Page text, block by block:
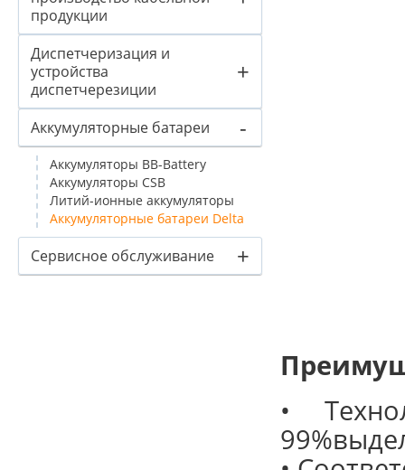
продукции
Диспетчеризация и
устройства
диспетчерезиции
+
Аккумуляторные батареи -
Аккумуляторы BB-Battery
Аккумуляторы CSB
Литий-ионные аккумуляторы
Аккумуляторные батареи Delta
Сервисное обслуживание +
•